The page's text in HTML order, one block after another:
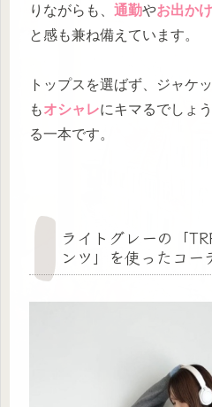
りながらも、 通勤やお出かけ
と感も兼ね備えています。
トップスを選ばず、ジャケ
もオシャレにキマるでしょ
る一本です。
ライトグレーの「
ンツ」を使ったコー